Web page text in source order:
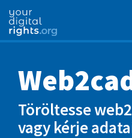
Töröltesse
vagy kérje